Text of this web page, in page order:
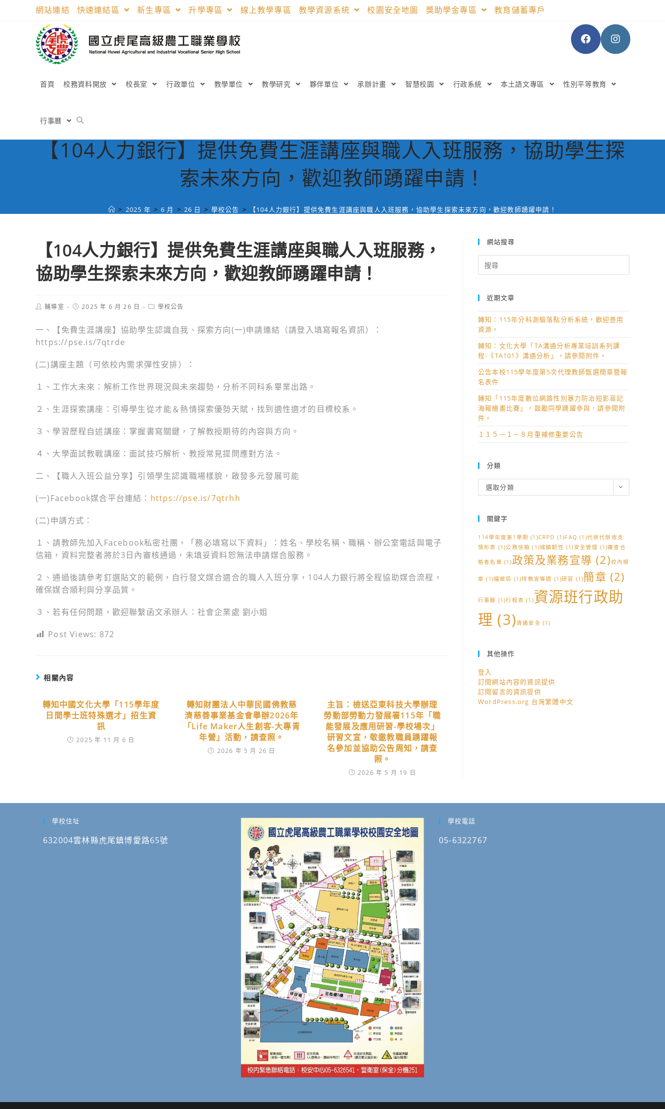
網站連結 快速連結區 新生專區 升學專區 線上教學專區 教學資源系統 校園安全地圖 獎助學金專區 教育儲蓄專戶
首頁 校務資料開放 校長室 行政單位 教學單位 教學研究 夥伴單位 承辦計畫 智慧校園 行政系統 本土語文專區 性別平等教育
行事曆
【104人力銀行】提供免費生涯講座與職人入班服務，協助學生探
索未來方向，歡迎教師踴躍申請！
> 2025 年 > 6 月 > 26 日 > 學校公告 > 【104人力銀行】提供免費生涯講座與職人入班服務，協助學生探索未來方向，歡迎教師踴躍申請！
【104人力銀行】提供免費生涯講座與職人入班服務，
協助學生探索未來方向，歡迎教師踴躍申請！
Post輔導室
Post2025 年 6 月 26 日
Post學校公告
一、【免費生涯講座】協助學生認識自我、探索方向(一)申請連結（請登入填寫報名資訊）：
https://pse.is/7qtrde
(二)講座主題（可依校內需求彈性安排）：
１、工作大未來：解析工作世界現況與未來趨勢，分析不同科系畢業出路。
２、生涯探索講座：引導學生從才能＆熱情探索優勢天賦，找到適性適才的目標校系。
３、學習歷程自述講座：掌握書寫關鍵，了解教授期待的內容與方向。
４、大學面試教戰講座：面試技巧解析、教授常見提問應對方法。
二、【職人入班公益分享】引領學生認識職場樣貌，啟發多元發展可能
(一)Facebook媒合平台連結： https://pse.is/7qtrhh
(二)申請方式：
１、請教師先加入Facebook私密社團，「務必填寫以下資料」：姓名、學校名稱、職稱、辦公室電話與電子
信箱，資料完整者將於3日內審核通過，未填妥資料恕無法申請媒合服務。
２、通過後請參考釘選貼文的範例，自行發文媒合適合的職人入班分享，104人力銀行將全程協助媒合流程，
確保媒合順利與分享品質。
３、若有任何問題，歡迎聯繫函文承辦人：社會企業處 劉小姐
Post Views: 872
相關內容
轉知中國文化大學「115學年度
日間學士班特殊選才」招生資
訊
2025 年 11 月 6 日
轉知財團法人中華民國佛教慈
濟慈善事業基金會舉辦2026年
「Life Maker人生創客-大專青
年營」活動，請查照。
2026 年 5 月 26 日
主旨：檢送亞東科技大學辦理
勞動部勞動力發展署115年「職
能發展及應用研習-學校場次」
研習文宣，敬邀教職員踴躍報
名參加並協助公告周知，請查
照。
2026 年 5 月 19 日
網站搜尋
for:
近期文章
轉知：115年分科測驗落點分析系統，歡迎善用
資源。
轉知：文化大學「TA溝通分析專業培訓系列課
程-《TA101》溝通分析」，請參閱附件。
公告本校115學年度第5次代理教師甄選簡章暨報
名表件
轉知「115年度數位網路性別暴力防治短影音記
海報繪畫比賽」，鼓勵同學踴躍參與，請參閱附
件。
１１５－１－８月重補修重要公告
分類
類
選取分類
關鍵字
114學年度第1學期 (1)CRPD (1)FAQ (1)代收代辦收支
情形表 (1)公務信箱 (1)城鎮韌性 (1)安全管理 (1)審查合
格者名單 (1)政策及業務宣導 (2)校內規
章 (1)檔案局 (1)特教宣導週 (1)研習 (1)簡章 (2)
行事曆 (1)行程表 (1)資源班行政助
理 (3)資通安全 (1)
其他操作
登入
訂閱網站內容的資訊提供
訂閱留言的資訊提供
WordPress.org 台灣繁體中文
學校住址
632004雲林縣虎尾鎮博愛路65號
學校電話
05-6322767